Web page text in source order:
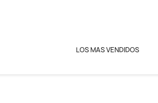
LOS MAS VENDIDOS